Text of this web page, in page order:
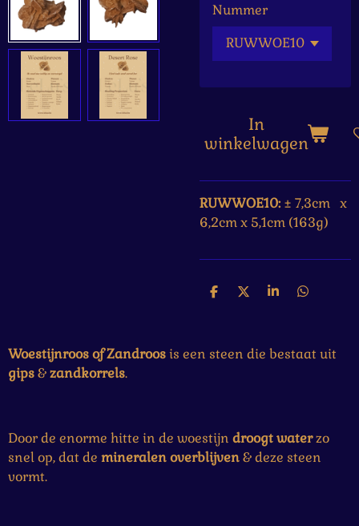
Nummer
In
winkelwagen
RUWWOE10: ± 7,3cm x
6,2cm x 5,1cm (163g)
D
n
D
S
e
D
n
Woestijnroos of Zandroosis een steen die bestaat uit
gips&zandkorrels.
Door de enorme hitte in de woestijn droogtwaterzo
snel op, dat de mineralenoverblijven& deze steen
vormt.